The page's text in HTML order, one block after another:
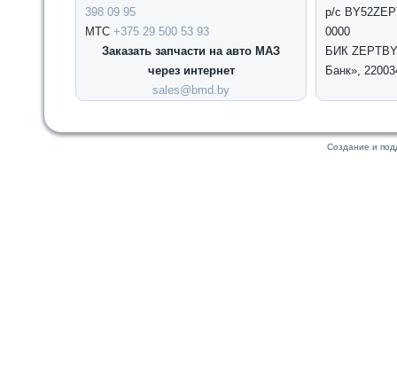
398 09 95
МТС +375 29 500 53 93
Заказать запчасти на авто МАЗ
через интернет
sales@bmd.by
р/с
0000
БИК
Банк»,
Создание и